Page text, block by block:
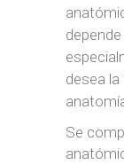
desea
Se